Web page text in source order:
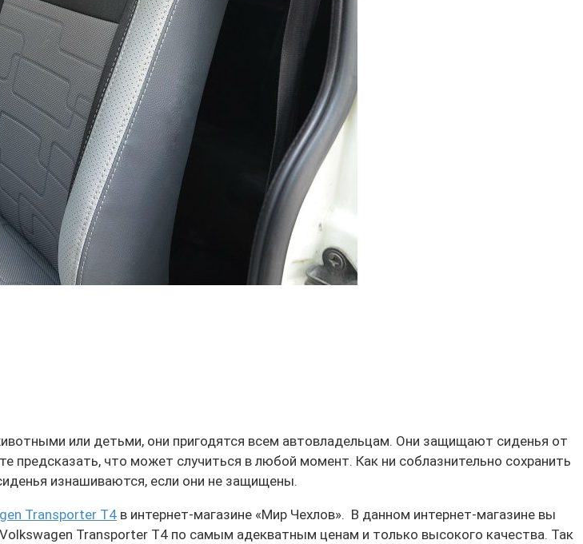
или детьми, они пригодятся всем автовладельцам. Они защищают сиденья от
предсказать, что может случиться в любой момент. Как ни соблазнительно сохранить
изнашиваются, если они не защищены.
Transporter T4 в интернет-магазине «Мир Чехлов». В данном интернет-магазине вы
Transporter T4 по самым адекватным ценам и только высокого качества. Так